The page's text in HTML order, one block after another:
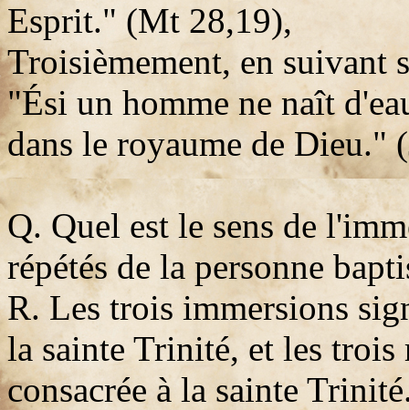
Esprit." (Mt 28,19),
Troisièmement, en suivant
"Ési un homme ne naît
dans le royaume de Dieu."
Q. Quel est le sens de
répétés de la personne
R. Les trois immersions
la sainte Trinité, et les trois
consacrée à la sainte